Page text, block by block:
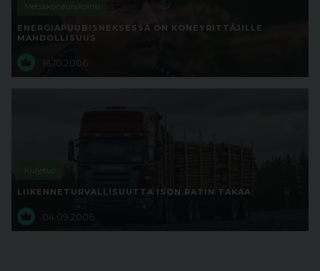
Metsäkoneurakointi
ENERGIAPUUBISNEKSESSÄ ON KONEYRITTÄJILLE
MAHDOLLISUUS
16.10.2006
Kuljetus
LIIKENNETURVALLISUUTTA ISON RATIN TAKAA
04.09.2006